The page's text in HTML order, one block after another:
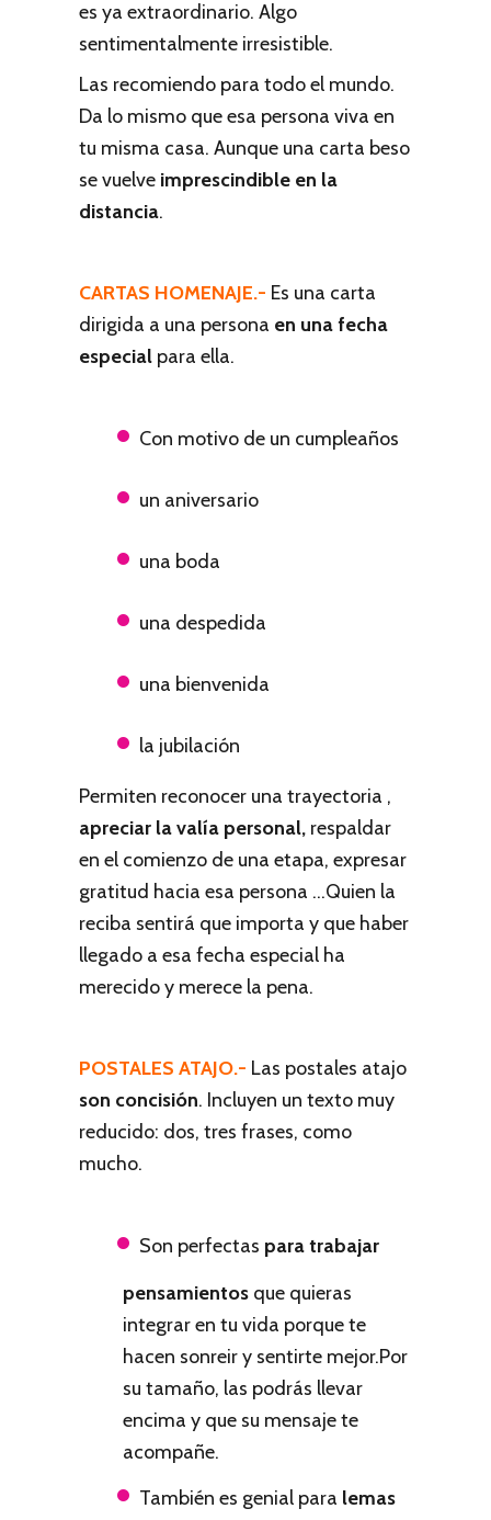
es ya extraordinario. Algo
sentimentalmente irresistible.
Las recomiendo para todo el mundo.
Da lo mismo que esa persona viva en
tu misma casa. Aunque una carta beso
se vuelve imprescindible en la
distancia.
CARTAS HOMENAJE.- Es una carta
dirigida a una persona en una fecha
especial para ella.
Con motivo de un cumpleaños
un aniversario
una boda
una despedida
una bienvenida
la jubilación
Permiten reconocer una trayectoria ,
apreciar la valía personal, respaldar
en el comienzo de una etapa, expresar
gratitud hacia esa persona ...Quien la
reciba sentirá que importa y que haber
llegado a esa fecha especial ha
merecido y merece la pena.
POSTALES ATAJO.- Las postales atajo
son concisión. Incluyen un texto muy
reducido: dos, tres frases, como
mucho.
Son perfectas para trabajar
pensamientos que quieras
integrar en tu vida porque te
hacen sonreir y sentirte mejor.Por
su tamaño, las podrás llevar
encima y que su mensaje te
acompañe.
También es genial para lemas